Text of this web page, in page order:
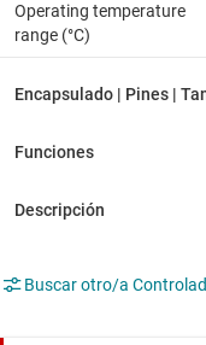
Operating temperature
range (°C)
Buscar otro/a